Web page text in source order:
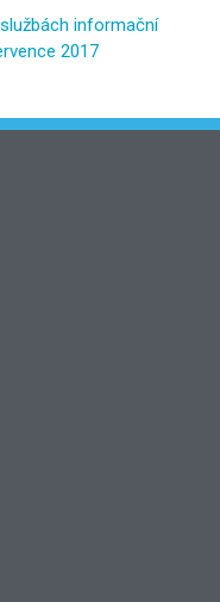
informační
2017